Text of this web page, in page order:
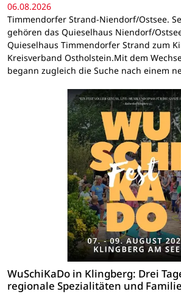
06.08.2026
Timmendorfer Strand-Niendorf/Ostsee.
gehören das Quieselhaus Niendorf/
Quieselhaus Timmendorfer Strand zum
Kreisverband Ostholstein.Mit dem
begann zugleich die Suche nach einem
WuSchiKaDo in Klingberg: Drei
regionale Spezialitäten und